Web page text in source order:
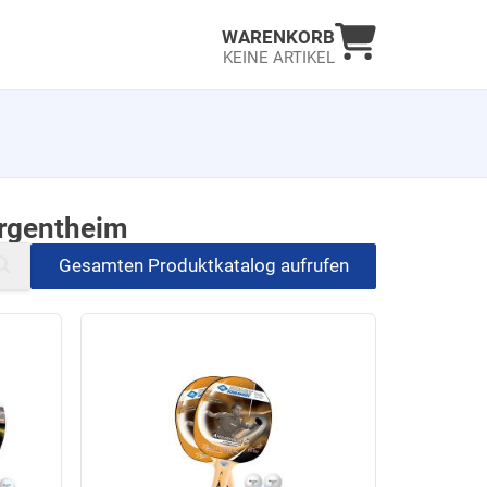
WARENKORB
KEINE ARTIKEL
Warenkorb
Gesamten Produktkatalog aufrufen